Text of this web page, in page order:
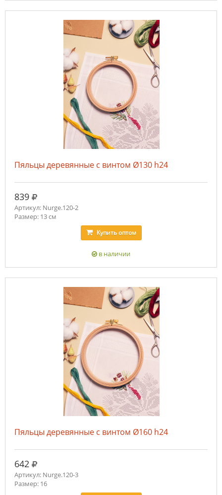
Пяльцы деревянные с винтом Ø130 h24
839 руб.
Артикул: Nurge.120-2
Размер: 13 см
Купитьоптом
в наличии
Пяльцы деревянные с винтом Ø160 h24
642 руб.
Артикул: Nurge.120-3
Размер: 16